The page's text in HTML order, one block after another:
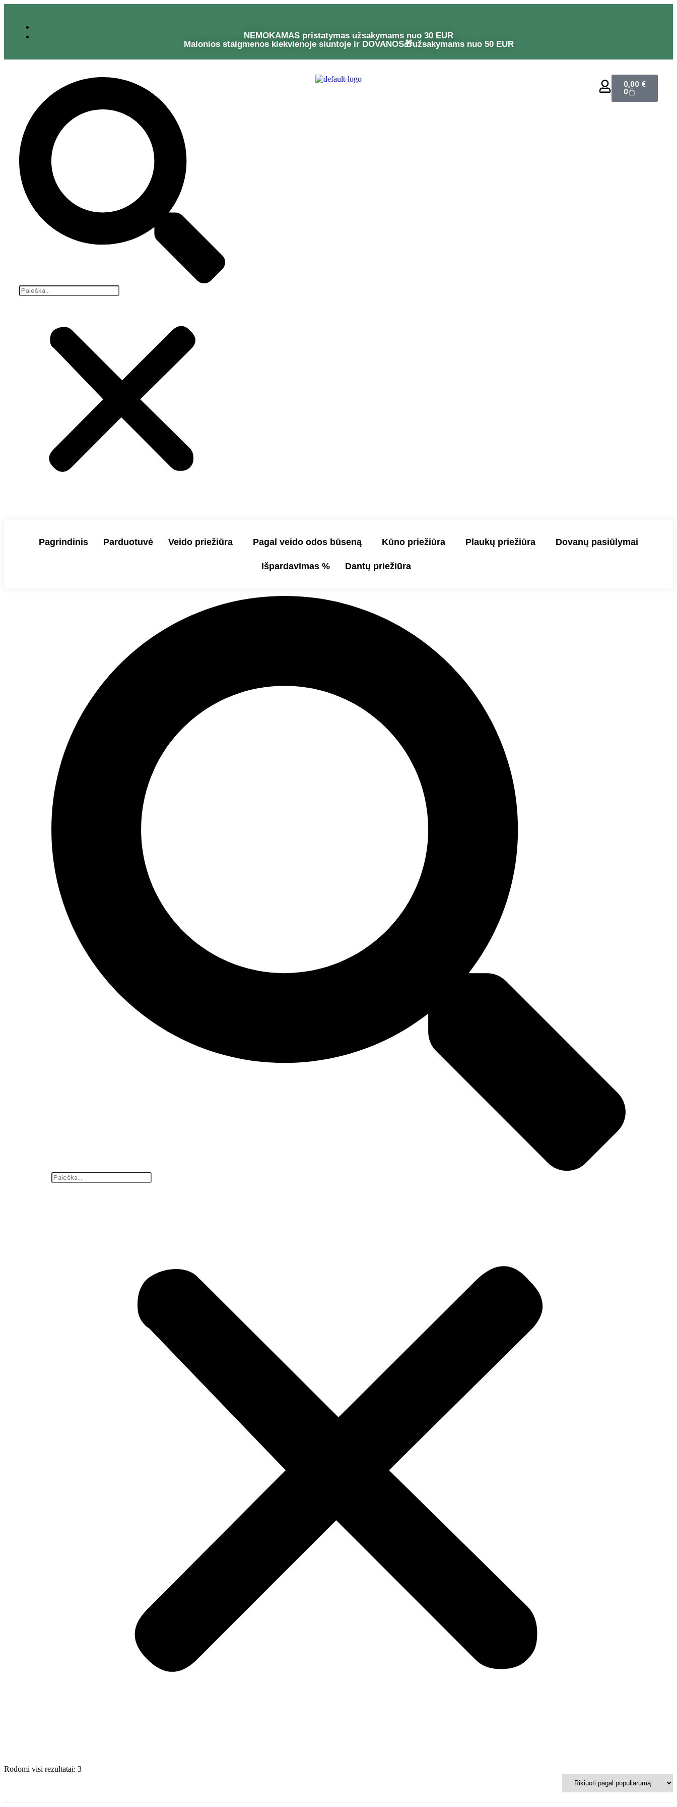
NEMOKAMAS pristatymas užsakymams nuo 30 EUR
Malonios staigmenos kiekvienoje siuntoje ir DOVANOS🎁užsakymams nuo 50 EUR
0,00 €
0
Pagrindinis Parduotuvė Veido priežiūra Pagal veido odos būseną Kūno priežiūra Plaukų priežiūra Dovanų pasiūlymai
Išpardavimas % Dantų priežiūra
Rodomi visi rezultatai: 3